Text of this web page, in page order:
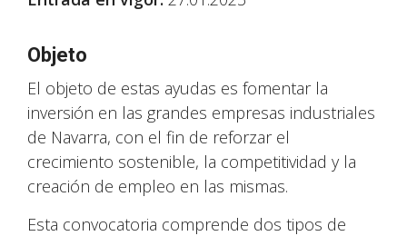
Objeto
El objeto de estas ayudas es fomentar la
inversión en las grandes empresas industriales
de Navarra, con el fin de reforzar el
crecimiento sostenible, la competitividad y la
creación de empleo en las mismas.
Esta convocatoria comprende dos tipos de